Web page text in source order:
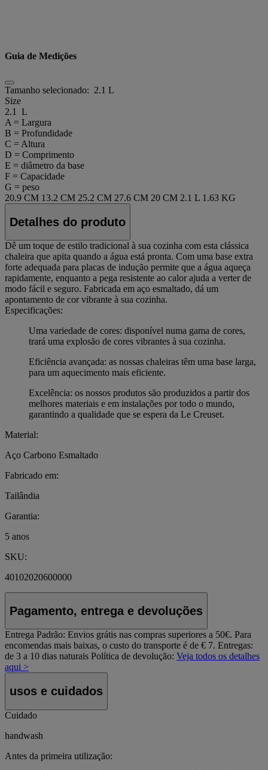
Guia de Medições
Tamanho selecionado: 2.1 L
Size
2.1 L
A = Largura
B = Profundidade
C = Altura
D = Comprimento
E = diâmetro da base
F = Capacidade
G = peso
20.9 CM 13.2 CM 25.2 CM 27.6 CM 20 CM 2.1 L 1.63 KG
Detalhes do produto
Dê um toque de estilo tradicional à sua cozinha com esta clássica
chaleira que apita quando a água está pronta. Com uma base extra
forte adequada para placas de indução permite que a água aqueça
rapidamente, enquanto a pega resistente ao calor ajuda a verter de
modo fácil e seguro. Fabricada em aço esmaltado, dá um
apontamento de cor vibrante à sua cozinha.
Especificações:
Uma variedade de cores: disponível numa gama de cores,
trará uma explosão de cores vibrantes à sua cozinha.
Eficiência avançada: as nossas chaleiras têm uma base larga,
para um aquecimento mais eficiente.
Excelência: os nossos produtos são produzidos a partir dos
melhores materiais e em instalações por todo o mundo,
garantindo a qualidade que se espera da Le Creuset.
Material:
Aço Carbono Esmaltado
Fabricado em:
Tailândia
Garantia:
5 anos
SKU:
40102020600000
Pagamento, entrega e devoluções
Entrega Padrão: Envios grátis nas compras superiores a 50€. Para
encomendas mais baixas, o custo do transporte é de € 7. Entregas:
de 3 a 10 dias naturais Política de devolução: Veja todos os detalhes
aqui >
usos e cuidados
Cuidado
handwash
Antes da primeira utilização: